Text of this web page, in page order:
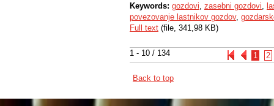
1 - 10 / 134 1 2
Keywords: gozdovi, zasebni gozdovi,
povezovanje lastnikov gozdov,
Full text (file, 341,98 KB)
Back to top